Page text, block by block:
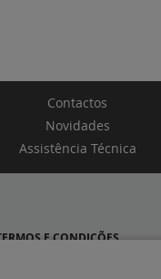
Contactos
Novidades
Assistência Técnica
E CONDIÇÕES